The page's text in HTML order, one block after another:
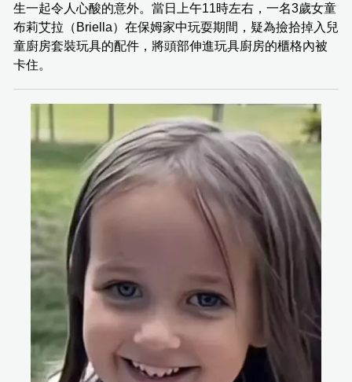
生一起令人心酸的意外。當日上午11時左右，一名3歲女童
布莉艾拉（Briella）在保姆家中玩耍期間，疑為撿拾掉入兒
童廚房套裝玩具的配件，將頭部伸進玩具廚房的櫃格內被
卡住。